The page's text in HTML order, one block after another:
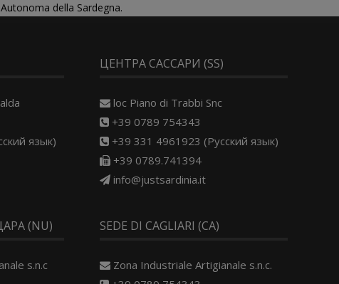
della Sardegna.
язык)
(NU)
s.n.c
ЦЕНТРА САССАРИ (SS)
loc Piano di Trabbi Snc
+39 0789 754343
+39 331 4961923 (Русский язык)
+39 0789.741394
info@justsardinia.it
SEDE DI CAGLIARI (CA)
Zona Industriale Artigianale s.n.c.